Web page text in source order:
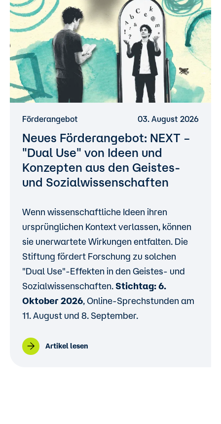
Förderangebot 03. August 2026
Neues Förderangebot: NEXT –
"Dual Use" von Ideen und
Konzepten aus den Geistes-
und Sozialwissenschaften
Wenn wissenschaftliche Ideen ihren
ursprünglichen Kontext verlassen, können
sie unerwartete Wirkungen entfalten. Die
Stiftung fördert Forschung zu solchen
"Dual Use"-Effekten in den Geistes- und
Sozialwissenschaften. Stichtag: 6.
Oktober 2026, Online-Sprechstunden am
11. August und 8. September.
Artikel lesen